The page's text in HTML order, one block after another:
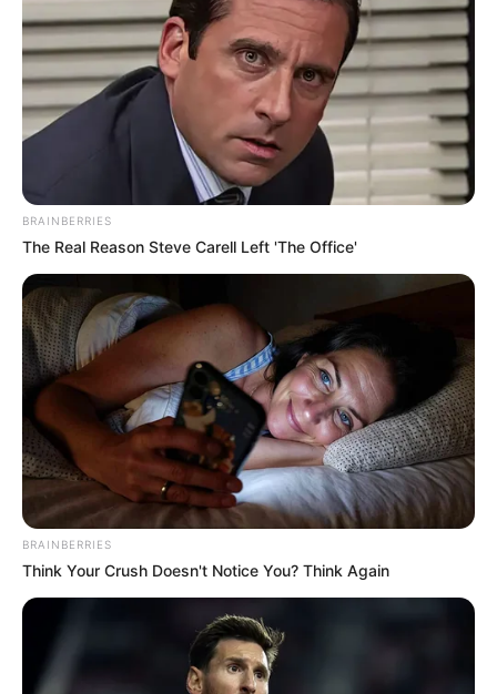
10 Desain Kanopi Tempat
Tidur, Serasa Beristirahat di
Tampil Lebih Modern, 7 Potret
Hasil Renovasi Rumah Berusia
90 Tahun
BRAINBERRIES
The Real Reason Steve Carell Left 'The Office'
BRAINBERRIES
Think Your Crush Doesn't Notice You? Think Again